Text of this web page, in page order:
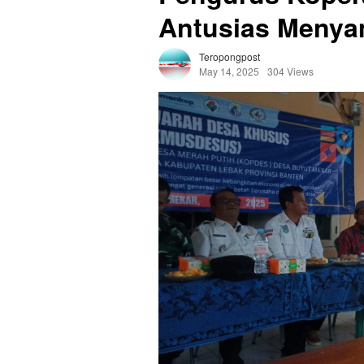
Antusias
Teropongpost
May 14, 2025
304 Views